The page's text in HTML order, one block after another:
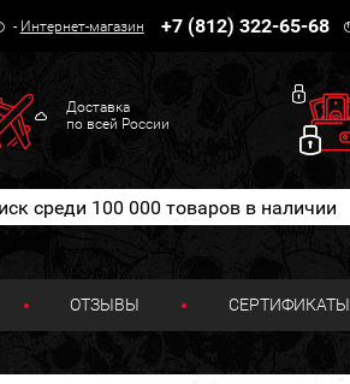
- Интернет-магазин +7 (812) 322-65-68
Доставка
по всей России
ОТЗЫВЫ СЕРТИФИКАТЫ